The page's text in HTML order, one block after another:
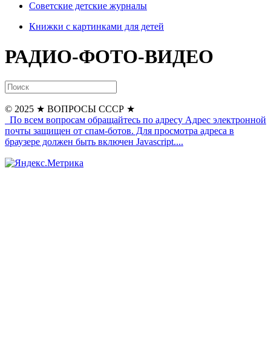
Советские детские журналы
Книжки с картинками для детей
РАДИО-ФОТО-ВИДЕО
© 2025 ★ ВОПРОСЫ СССР ★
По всем вопросам обращайтесь по адресу Адрес электронной
почты защищен от спам-ботов. Для просмотра адреса в
браузере должен быть включен Javascript....